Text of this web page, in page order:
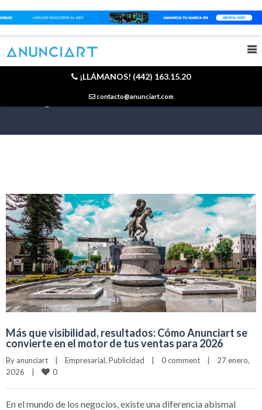
Más que visibilidad, resultados: Cómo Anunciart se
convierte en el motor de tus ventas para 2026
By anunciart | Empresarial, Publicidad | 0 comment |
27 enero,
2026 | 0
En el mundo de los negocios, existe una diferencia abismal
¡LLÁMANOS! (442) 163.15.20
contacto@anunciart.com